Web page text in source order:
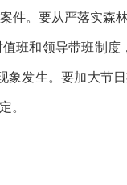
件。要从严落实森
班和领导带班制度
象发生。要加大节
。